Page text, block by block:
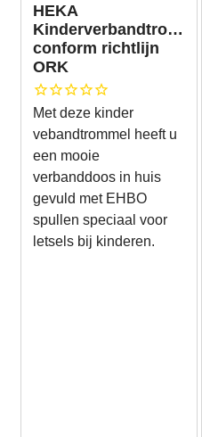
HEKA
Kinderverbandtrommel
conform richtlijn
ORK
Met deze kinder
vebandtrommel heeft u
een mooie
verbanddoos in huis
gevuld met EHBO
spullen speciaal voor
letsels bij kinderen.